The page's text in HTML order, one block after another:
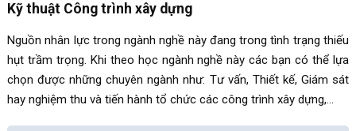
Kỹ thuật Công trình xây dựng
Nguồn nhân lực trong ngành nghề này đang trong tình trạng thiếu
hụt trầm trọng. Khi theo học ngành nghề này các bạn có thể lựa
chọn được những chuyên ngành như: Tư vấn, Thiết kế, Giám sát
hay nghiệm thu và tiến hành tổ chức các công trình xây dựng,…